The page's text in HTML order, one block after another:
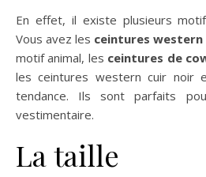
En effet, il existe plusieurs
Vous avez les ceintures western
motif animal, les ceintures de
les ceintures western cuir noir
tendance. Ils sont parfaits
vestimentaire.
La taille